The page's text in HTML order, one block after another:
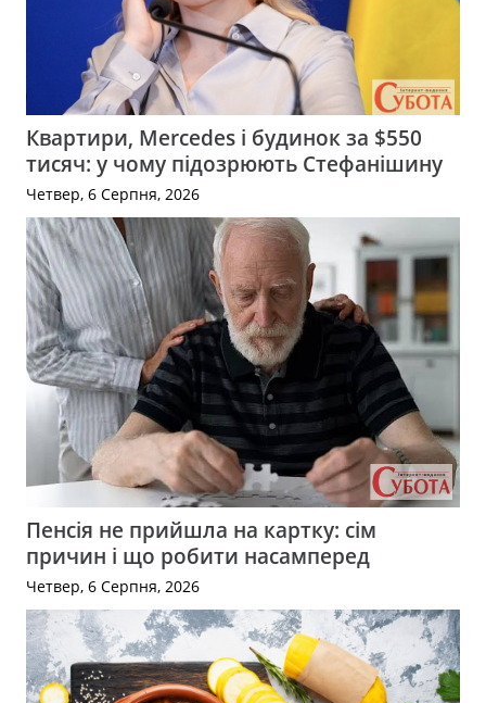
Квартири, Mercedes і будинок за $550
тисяч: у чому підозрюють Стефанішину
Четвер, 6 Серпня, 2026
Пенсія не прийшла на картку: сім
причин і що робити насамперед
Четвер, 6 Серпня, 2026